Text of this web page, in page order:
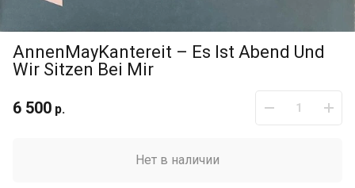
AnnenMayKantereit – Es Ist Abend Und
Wir Sitzen Bei Mir
6 500 р.
Нет в наличии